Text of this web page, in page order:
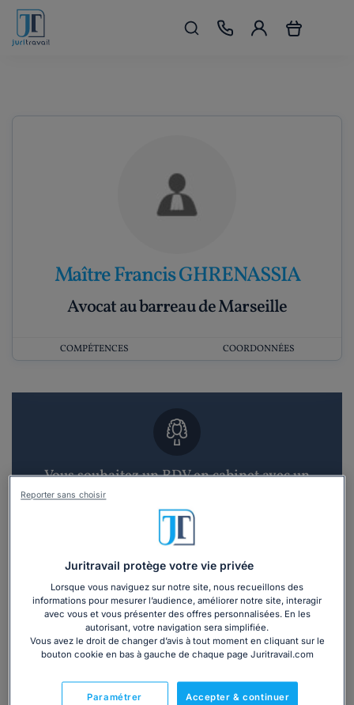
Maître Francis GHRENASSIA
Avocat au barreau de Marseille
COMPÉTENCES COORDONNÉES
Vous souhaitez un RDV en cabinet avec un
3 devis en 48h
Vous souhaitez une consultation par
téléphone ?
Juritravail protège votre vie privée
Lorsque vous naviguez sur notre site, nous recueillons des
informations pour mesurer l’audience, améliorer notre site, interagir
avec vous et vous présenter des offres personnalisées. En les
autorisant, votre navigation sera simplifiée.
Vous avez le droit de changer d’avis à tout moment en cliquant sur le
bouton cookie en bas à gauche de chaque page Juritravail.com
Accepter & continuer
Paramétrer
Reporter sans choisir